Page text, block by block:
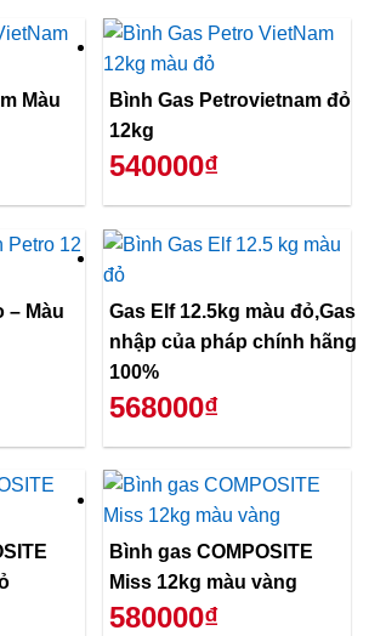
Màu
Bình Gas Petrovietnam đỏ
12kg
540000₫
– Màu
Gas Elf 12.5kg màu đỏ,Gas
nhập của pháp chính hãng
100%
568000₫
Bình gas COMPOSITE
Miss 12kg màu vàng
580000₫